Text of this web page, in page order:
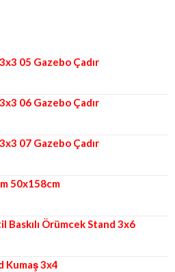
3x3 05 Gazebo Çadır
3x3 06 Gazebo Çadır
3x3 07 Gazebo Çadır
50x158cm
Baskılı Örümcek Stand 3x6
Kumaş 3x4